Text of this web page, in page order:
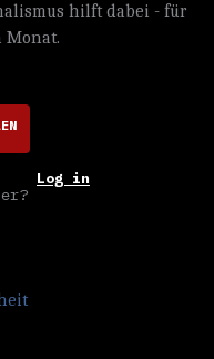
hilft dabei - für
Monat.
Log in